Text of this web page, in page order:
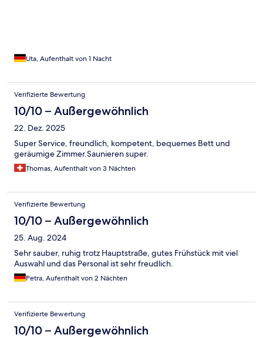
Uta, Aufenthalt von 1 Nacht
Verifizierte Bewertung
10/10 – Außergewöhnlich
22. Dez. 2025
Super Service, freundlich, kompetent, bequemes Bett und
geräumige Zimmer.Saunieren super.
Thomas, Aufenthalt von 3 Nächten
Verifizierte Bewertung
10/10 – Außergewöhnlich
25. Aug. 2024
Sehr sauber, ruhig trotz Hauptstraße, gutes Frühstück mit viel
Auswahl und das Personal ist sehr freudlich.
Petra, Aufenthalt von 2 Nächten
Verifizierte Bewertung
10/10 – Außergewöhnlich